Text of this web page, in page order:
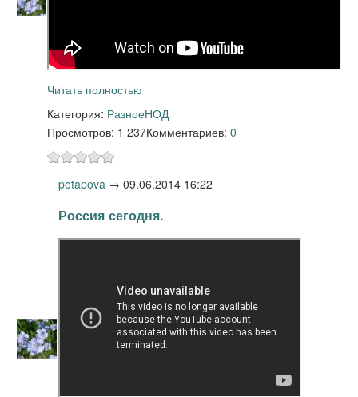
Читать полностью
Категория: РазноеНОД
Просмотров: 1 237Комментариев: 0
potapova → 09.06.2014 16:22
Россия сегодня.